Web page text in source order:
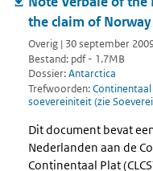
the claim of
Overig | 30 september
Bestand: pdf - 1.7MB
Dossier:Antarctica
Trefwoorden:
soevereiniteit (zie
Dit document bevat
Nederlanden aan de
Continentaal Plat